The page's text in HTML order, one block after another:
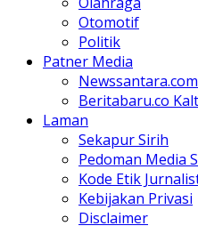
Otomotif
Politik
Patner Media
Newssantara.com
Beritabaru.co
Laman
Sekapur Sirih
Pedoman Media
Kode Etik
Kebijakan Privasi
Disclaimer